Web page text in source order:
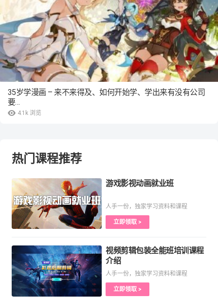
4.1k 浏览
35岁学漫画 – 来不来得及、如何开始学、学出来有没有公司
要…
热门课程推荐
游戏影视动画就业班
人手一份，独家学习资料和课程
立即领取 >
视频剪辑包装全能班培训课程
介绍
人手一份，独家学习资料和课程
立即领取 >